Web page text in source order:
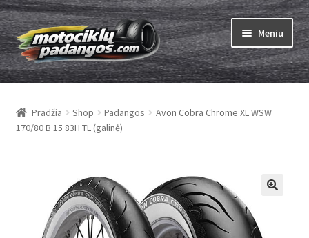
Pereiti
prie
meniu
Pereiti
prie
turinio
Meniu
Padangos
menu
Kameros
menu
Kaip užsisakyti
Pradžia Shop Padangos
Avon Cobra Chrome XL WSW
170/80 B 15 83H TL (galinė)